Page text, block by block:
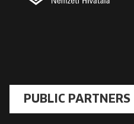
PUBLIC PARTNERS